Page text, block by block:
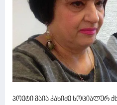
პოეტი მაია კახიძე სოციალურ